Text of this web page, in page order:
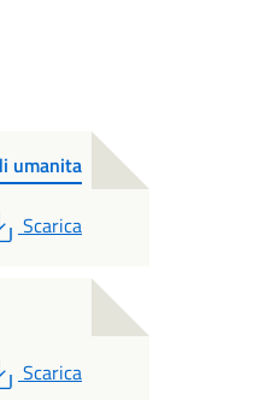
umanita
PDF
Scarica
PDF
Scarica